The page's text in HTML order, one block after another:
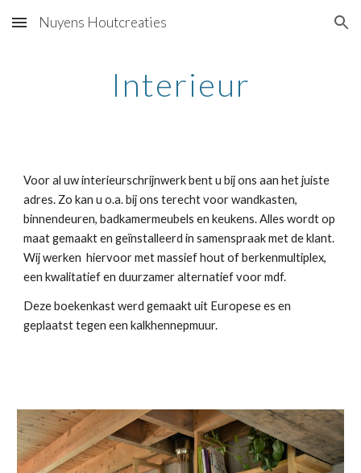
Skip to main content Skip to navigation
Nuyens Houtcreaties
Interieur
Voor al uw interieurschrijnwerk bent u bij ons aan het juiste
adres. Zo kan u o.a. bij ons terecht voor wandkasten,
binnendeuren, badkamermeubels en keukens. Alles wordt op
maat gemaakt en geïnstalleerd in samenspraak met de klant.
Wij werken  hiervoor met massief hout of berkenmultiplex,
een kwalitatief en duurzamer alternatief voor mdf.
Deze boekenkast werd gemaakt uit Europese es en
geplaatst tegen een kalkhennepmuur.